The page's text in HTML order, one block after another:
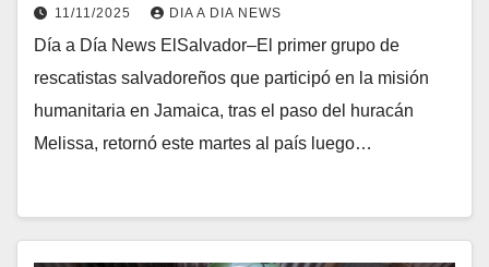
11/11/2025 DIA A DIA NEWS
Día a Día News ElSalvador–El primer grupo de
rescatistas salvadoreños que participó en la misión
humanitaria en Jamaica, tras el paso del huracán
Melissa, retornó este martes al país luego…